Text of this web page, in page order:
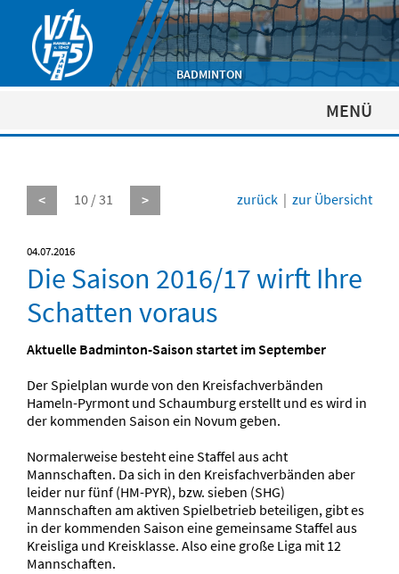
BADMINTON
MENÜ
< 10 / 31 > zurück | zur Übersicht
04.07.2016
Die Saison 2016/17 wirft Ihre
Schatten voraus
Aktuelle Badminton-Saison startet im September
Der Spielplan wurde von den Kreisfachverbänden
Hameln-Pyrmont und Schaumburg erstellt und es wird in
der kommenden Saison ein Novum geben.
Normalerweise besteht eine Staffel aus acht
Mannschaften. Da sich in den Kreisfachverbänden aber
leider nur fünf (HM-PYR), bzw. sieben (SHG)
Mannschaften am aktiven Spielbetrieb beteiligen, gibt es
in der kommenden Saison eine gemeinsame Staffel aus
Kreisliga und Kreisklasse. Also eine große Liga mit 12
Mannschaften.